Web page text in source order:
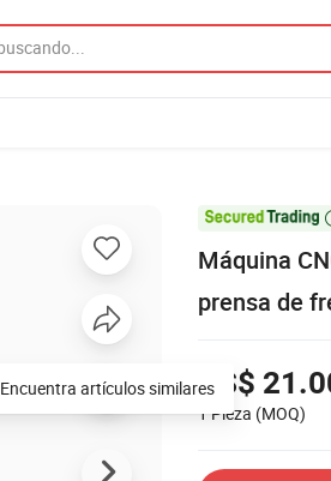
Máquina
prensa de
US$
1 Pieza (MOQ)
Encuentra artículos similares